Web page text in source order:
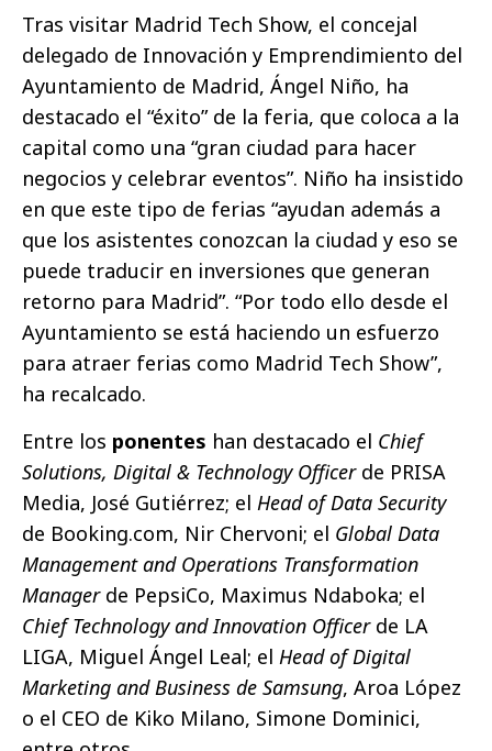
Tras visitar Madrid Tech Show, el concejal
delegado de Innovación y Emprendimiento del
Ayuntamiento de Madrid, Ángel Niño, ha
destacado el “éxito” de la feria, que coloca a la
capital como una “gran ciudad para hacer
negocios y celebrar eventos”. Niño ha insistido
en que este tipo de ferias “ayudan además a
que los asistentes conozcan la ciudad y eso se
puede traducir en inversiones que generan
retorno para Madrid”. “Por todo ello desde el
Ayuntamiento se está haciendo un esfuerzo
para atraer ferias como Madrid Tech Show”,
ha recalcado.
Entre los ponentes han destacado el Chief
Solutions, Digital & Technology Officer de PRISA
Media, José Gutiérrez; el Head of Data Security
de Booking.com, Nir Chervoni; el Global Data
Management and Operations Transformation
Manager de PepsiCo, Maximus Ndaboka; el
Chief Technology and Innovation Officer de LA
LIGA, Miguel Ángel Leal; el Head of Digital
Marketing and Business de Samsung, Aroa López
o el CEO de Kiko Milano, Simone Dominici,